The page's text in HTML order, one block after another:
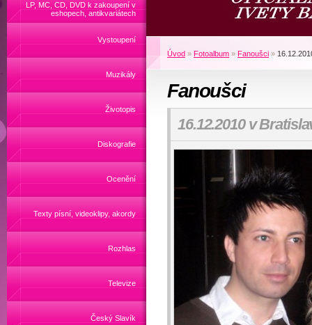
LP, MC, CD, DVD k zakoupení v
eshopech, antikvariátech
Vystoupení
Muzikály
Životopis
Diskografie
Ocenění
Texty písní, videoklipy, akordy
Rozhlas
Televize
Český Slavík
Úvod » Fotoalbum » Fanoušci »
Fanoušci
16.12.2010 v